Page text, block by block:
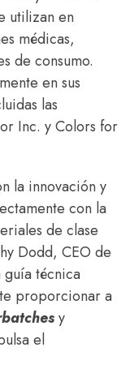
utilizan en
médicas,
de consumo.
en sus
las
Inc. y Colors for
la innovación y
con la
de clase
Dodd, CEO de
técnica
proporcionar a
y
el